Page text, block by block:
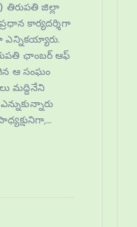
తిరుపతి జిల్లా
కార్యదర్శిగా
ఎన్నికయ్యారు.
ఛాంబర్ ఆఫ్
ఆ సంఘం
మద్దినేని